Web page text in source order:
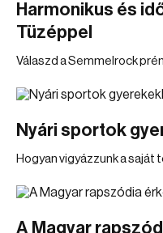
Harmonikus és
Tüzéppel
Válaszd a Semmelrock
Nyári sportok
Hogyan vigyázzunk a saját
A Magyar